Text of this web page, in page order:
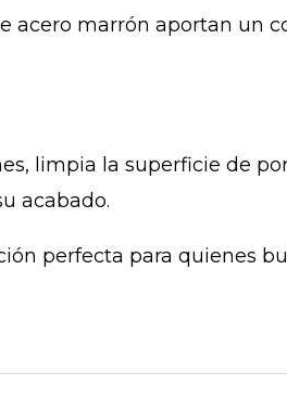
marrón aportan un
limpia la superficie de
acabado.
perfecta para quienes